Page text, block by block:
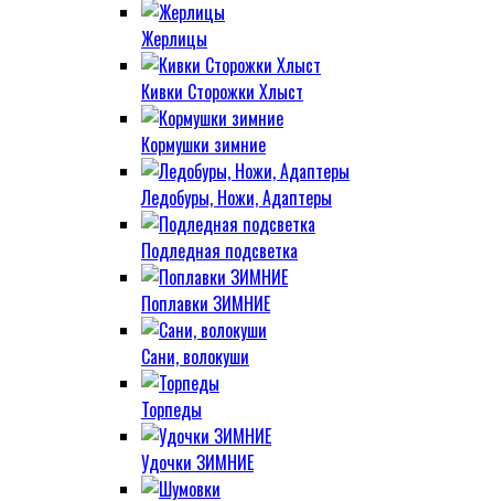
Жерлицы
Кивки Сторожки Хлыст
Кормушки зимние
Ледобуры, Ножи, Адаптеры
Подледная подсветка
Поплавки ЗИМНИЕ
Сани, волокуши
Торпеды
Удочки ЗИМНИЕ